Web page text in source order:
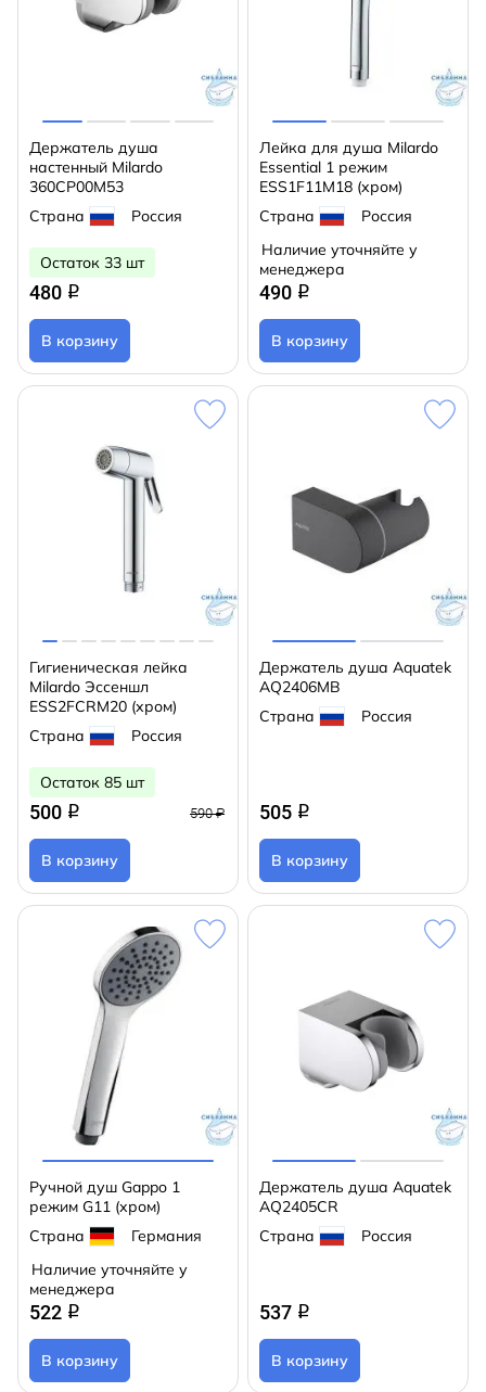
Держатель душа
настенный Milardo
360CP00M53
Страна
Россия
Остаток 33 шт
480 q
В корзину
Лейка для душа Milardo
Essential 1 режим
ESS1F11M18 (хром)
Страна
Россия
Наличие уточняйте у
менеджера
490 q
В корзину
Гигиеническая лейка
Milardo Эссеншл
ESS2FCRM20 (хром)
Страна
Россия
Остаток 85 шт
500 q 590 ₽
В корзину
Держатель душа Aquatek
AQ2406MB
Страна
Россия
505 q
В корзину
Ручной душ Gappo 1
режим G11 (хром)
Страна
Германия
Наличие уточняйте у
менеджера
522 q
В корзину
Держатель душа Aquatek
AQ2405CR
Страна
Россия
537 q
В корзину